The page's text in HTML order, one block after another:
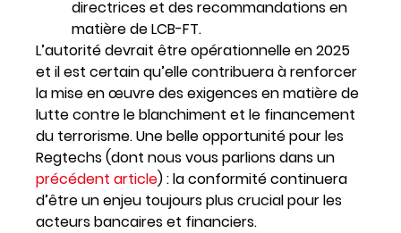
directrices et des recommandations en
matière de LCB-FT.
L’autorité devrait être opérationnelle en 2025
et il est certain qu’elle contribuera à renforcer
la mise en œuvre des exigences en matière de
lutte contre le blanchiment et le financement
du terrorisme. Une belle opportunité pour les
Regtechs (dont nous vous parlions dans un
précédent article) : la conformité continuera
d’être un enjeu toujours plus crucial pour les
acteurs bancaires et financiers.